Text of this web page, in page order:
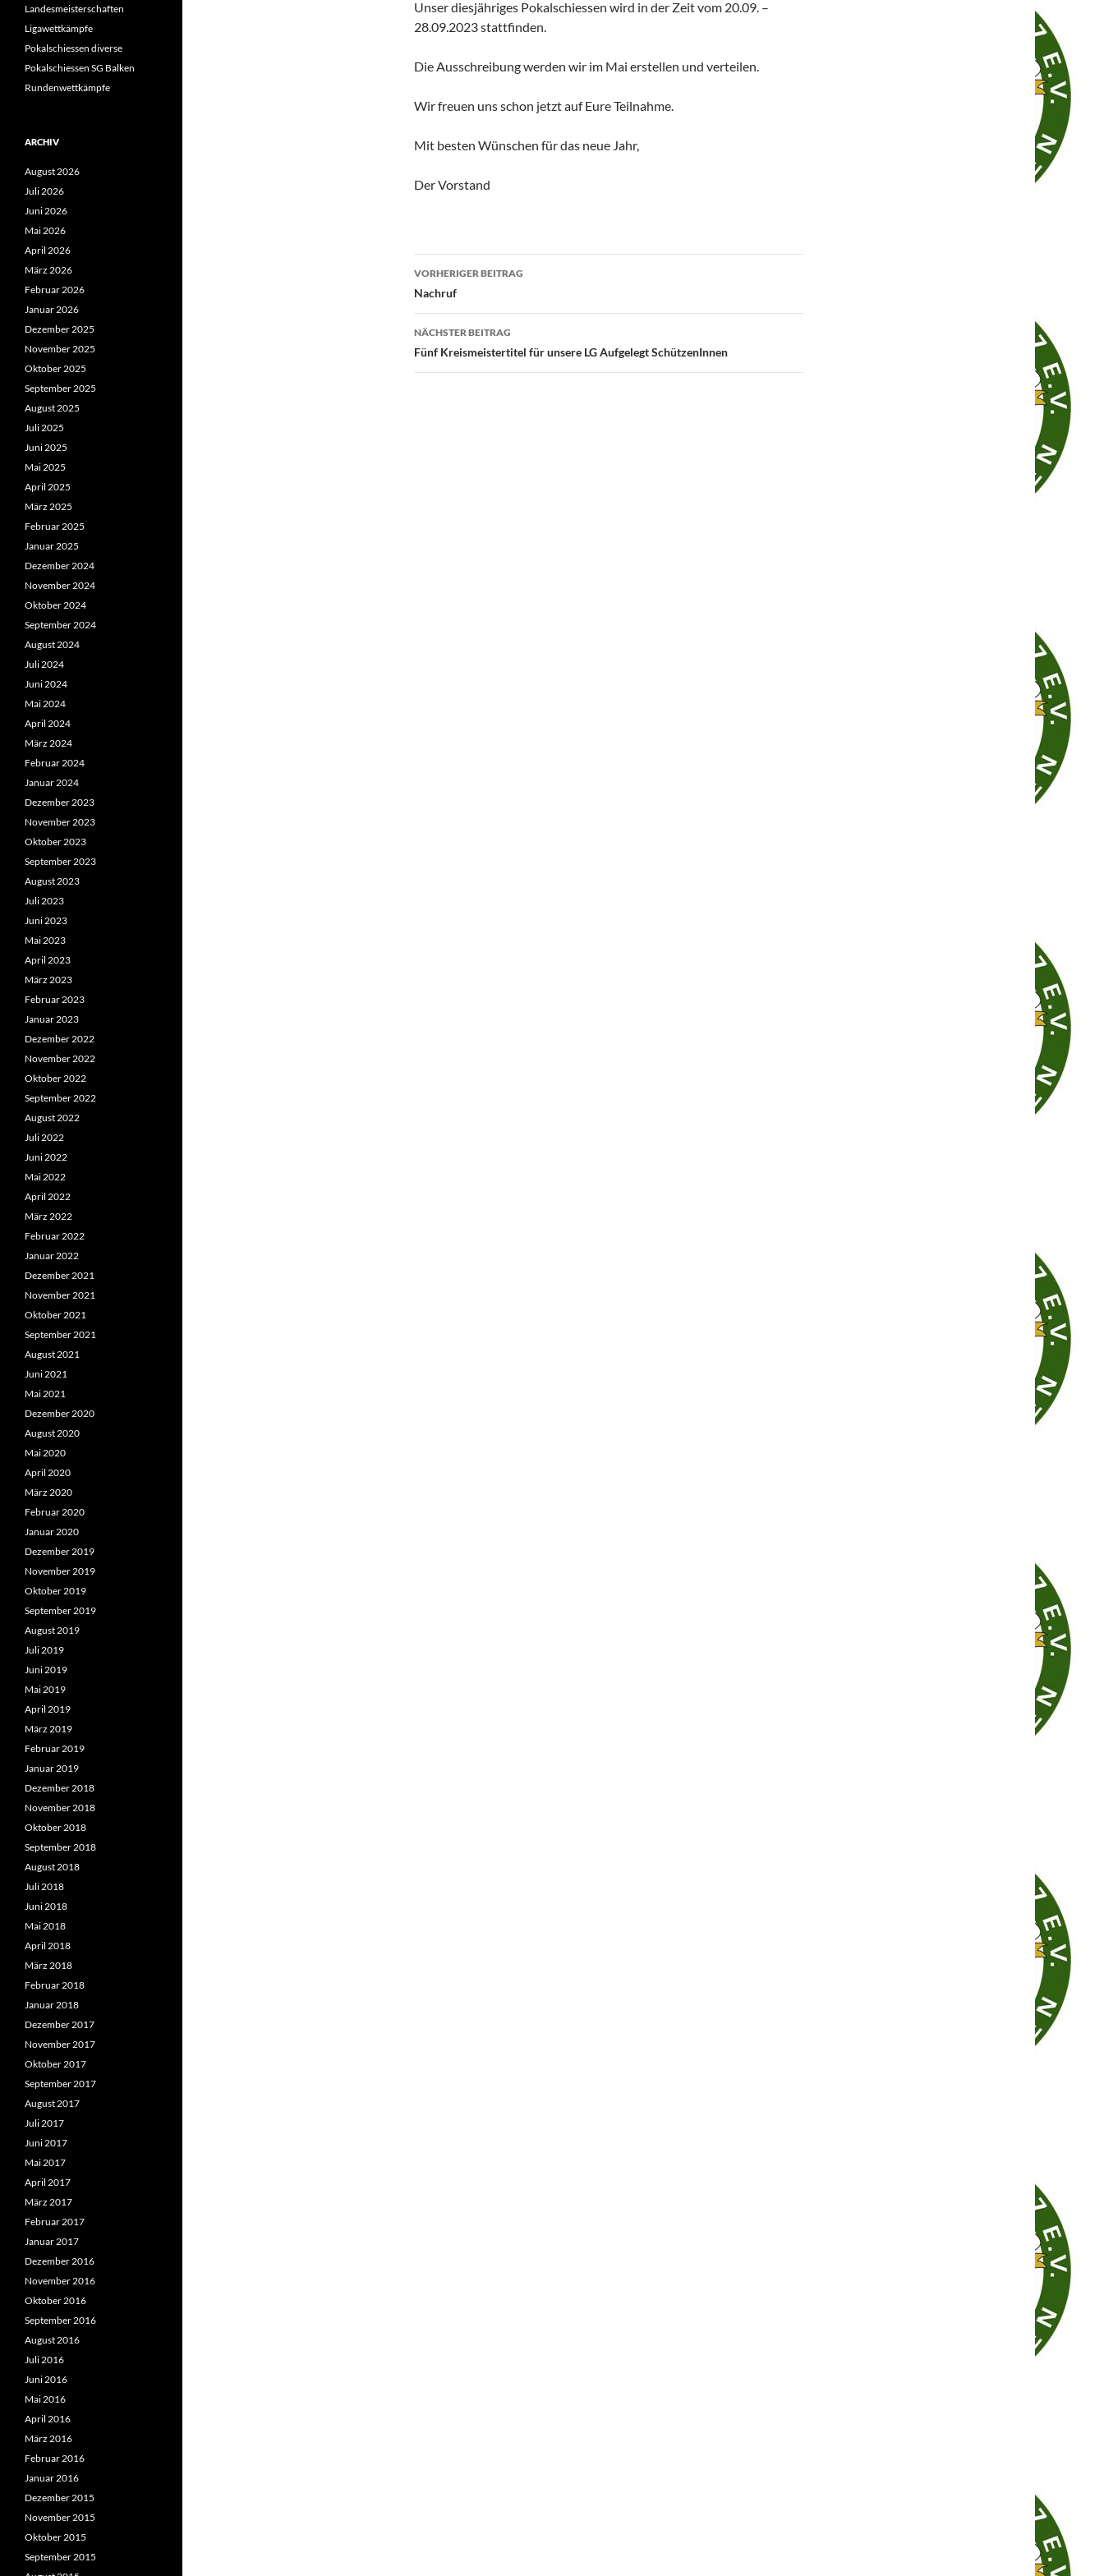
Unser diesjähriges Pokalschiessen wird in der Zeit vom 20.09. –
28.09.2023 stattfinden.
Die Ausschreibung werden wir im Mai erstellen und verteilen.
Wir freuen uns schon jetzt auf Eure Teilnahme.
Mit besten Wünschen für das neue Jahr,
Der Vorstand
Beitragsnavigation
VORHERIGER BEITRAG
Nachruf
NÄCHSTER BEITRAG
Fünf Kreismeistertitel für unsere LG Aufgelegt SchützenInnen
Landesmeisterschaften
Ligawettkämpfe
Pokalschiessen diverse
Pokalschiessen SG Balken
Rundenwettkämpfe
ARCHIV
August 2026
Juli 2026
Juni 2026
Mai 2026
April 2026
März 2026
Februar 2026
Januar 2026
Dezember 2025
November 2025
Oktober 2025
September 2025
August 2025
Juli 2025
Juni 2025
Mai 2025
April 2025
März 2025
Februar 2025
Januar 2025
Dezember 2024
November 2024
Oktober 2024
September 2024
August 2024
Juli 2024
Juni 2024
Mai 2024
April 2024
März 2024
Februar 2024
Januar 2024
Dezember 2023
November 2023
Oktober 2023
September 2023
August 2023
Juli 2023
Juni 2023
Mai 2023
April 2023
März 2023
Februar 2023
Januar 2023
Dezember 2022
November 2022
Oktober 2022
September 2022
August 2022
Juli 2022
Juni 2022
Mai 2022
April 2022
März 2022
Februar 2022
Januar 2022
Dezember 2021
November 2021
Oktober 2021
September 2021
August 2021
Juni 2021
Mai 2021
Dezember 2020
August 2020
Mai 2020
April 2020
März 2020
Februar 2020
Januar 2020
Dezember 2019
November 2019
Oktober 2019
September 2019
August 2019
Juli 2019
Juni 2019
Mai 2019
April 2019
März 2019
Februar 2019
Januar 2019
Dezember 2018
November 2018
Oktober 2018
September 2018
August 2018
Juli 2018
Juni 2018
Mai 2018
April 2018
März 2018
Februar 2018
Januar 2018
Dezember 2017
November 2017
Oktober 2017
September 2017
August 2017
Juli 2017
Juni 2017
Mai 2017
April 2017
März 2017
Februar 2017
Januar 2017
Dezember 2016
November 2016
Oktober 2016
September 2016
August 2016
Juli 2016
Juni 2016
Mai 2016
April 2016
März 2016
Februar 2016
Januar 2016
Dezember 2015
November 2015
Oktober 2015
September 2015